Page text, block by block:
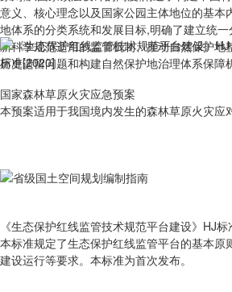
意义、核心理念以及国家公园主体地位的基本
地体系的分类系统和发展目标,明确了建立统
新科学规范适用的监管机制、推动自然保护地
历史遗留问题和构建自然保护地治理体系保障
国家森林草原火灾应急预案
本预案适用于我国境内发生的森林草原火灾应
《生态保护红线监管技术规范平台建设》HJ
本标准规定了生态保护红线监管平台的基本原
建设运行等要求。本标准为首次发布。